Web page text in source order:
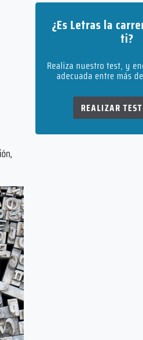
¿Es Letras la
ti?
Realiza nuestro test, y
adecuada entre más
REALIZAR